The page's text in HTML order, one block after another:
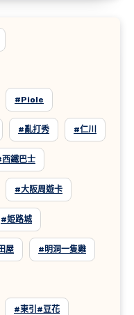
#Piole
#亂打秀 #仁川
鐵巴士
#大阪周遊卡
#姫路城
屋 #明洞一隻雞
#東引#豆花